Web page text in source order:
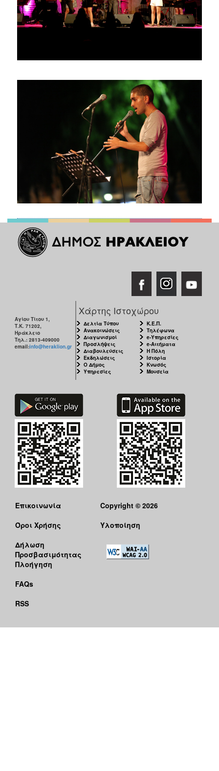
Αγίου Τίτου 1,
Τ.Κ. 71202,
Ηράκλειο
Τηλ.: 2813-409000
email:info@heraklion.gr
Χάρτης Ιστοχώρου
Δελτία Τύπου
Ανακοινώσεις
Διαγωνισμοί
Προσλήψεις
Διαβουλεύσεις
Εκδηλώσεις
Ο Δήμος
Υπηρεσίες
Κ.Ε.Π.
Τηλέφωνα
e-Υπηρεσίες
e-Αιτήματα
Η Πόλη
Ιστορία
Κνωσός
Μουσεία
Επικοινωνία
Όροι Χρήσης
Δήλωση
Προσβασιμότητας
Πλοήγηση
FAQs
RSS
Copyright © 2026
Υλοποίηση